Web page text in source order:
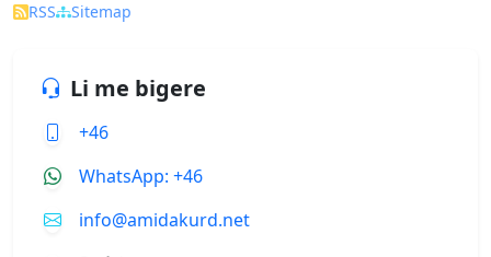
RSS Sitemap
Li me bigere
+46
WhatsApp: +46
info@amidakurd.net